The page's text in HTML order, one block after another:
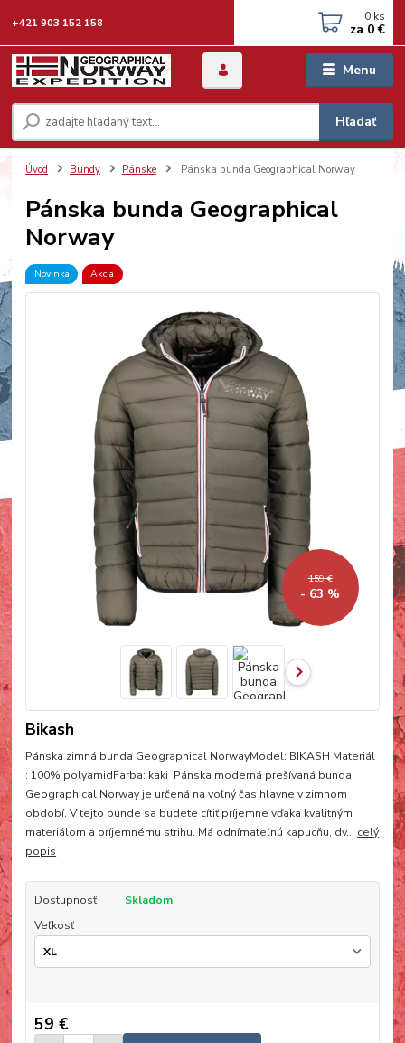
Menu
Hľadať
+421 903 152 158 0 ks
za 0 €
Úvod Bundy Pánske Pánska bunda Geographical Norway
Pánska bunda Geographical
Norway
Novinka Akcia
159 €
- 63 %
Bikash
Pánska zimná bunda Geographical NorwayModel: BIKASH Materiál
: 100% polyamidFarba: kaki Pánska moderná prešívaná bunda
Geographical Norway je určená na voľný čas hlavne v zimnom
období. V tejto bunde sa budete cítiť príjemne vďaka kvalitným
materiálom a príjemnému strihu. Má odnímateľnú kapucňu, dv... celý
popis
Dostupnosť
Skladom
Veľkosť
59 €